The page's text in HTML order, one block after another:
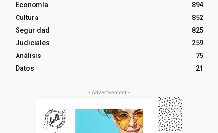
Economía
894
Cultura
852
Seguridad
825
Judiciales
259
Análisis
75
Datos
21
- Advertisement -